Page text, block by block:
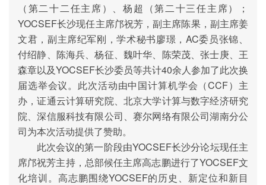
（第二十二任主席）、杨超（第二十三任主席）
；
YOCSEF长沙现任主席邝祝芳，副主席陈果，副主席姜
文君，副主席纪军刚，学术秘书廖璟， AC委员张锦、
付绍静、陈海兵、杨征、魏叶华、陈荣茂、张士庚、王
森章以及YOCSEF长沙委员等共计40余人参加了此次换
届选举会议。此次活动由中国计算机学会（CCF）主
办，证通云计算研究院、北京大学计算与数字经济研究
院、深信服科技有限公司、赛尔网络有限公司湖南分公
司为本次活动提供了赞助。
此次会议的第一阶段由YOCSEF长沙分论坛现任主
席邝祝芳主持， 总部候任主席高志鹏进行了YOCSEF文
化培训。高志鹏围绕YOCSEF的历史、新定位和新目